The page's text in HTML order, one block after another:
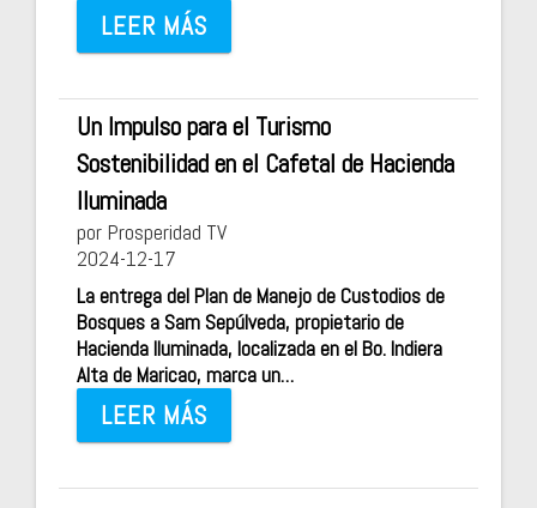
LEER MÁS
Un Impulso para el Turismo
Sostenibilidad en el Cafetal de Hacienda
Iluminada
por Prosperidad TV
2024-12-17
La entrega del Plan de Manejo de Custodios de
Bosques a Sam Sepúlveda, propietario de
Hacienda Iluminada, localizada en el Bo. Indiera
Alta de Maricao, marca un…
LEER MÁS